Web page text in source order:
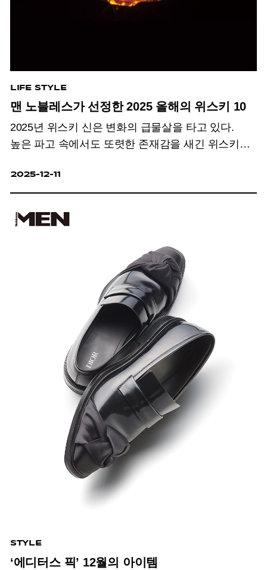
LIFE STYLE
맨 노블레스가 선정한 2025 올해의 위스키 10
2025년 위스키 신은 변화의 급물살을 타고 있다.
높은 파고 속에서도 또렷한 존재감을 새긴 위스키와
2025-12-11
STYLE
‘에디터스 픽’ 12월의 아이템